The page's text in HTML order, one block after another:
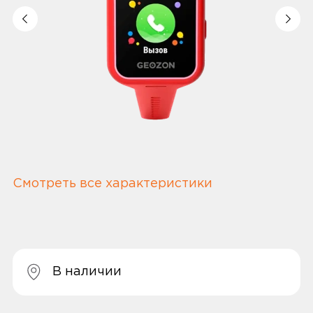
Смотреть все характеристики
В наличии